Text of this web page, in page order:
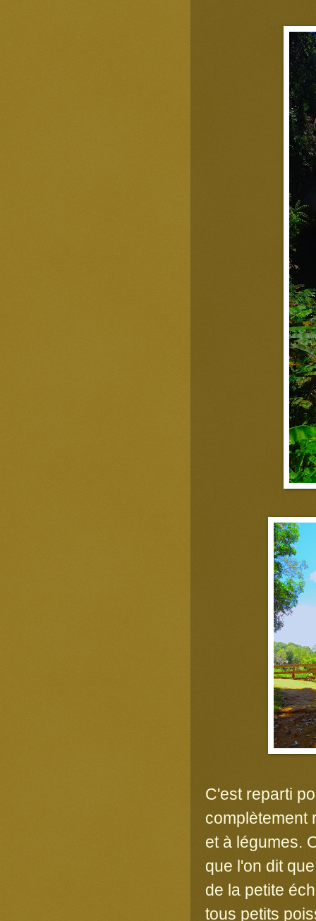
C'est reparti
complètement
et à légumes.
que l'on dit
de la petite
tous petits